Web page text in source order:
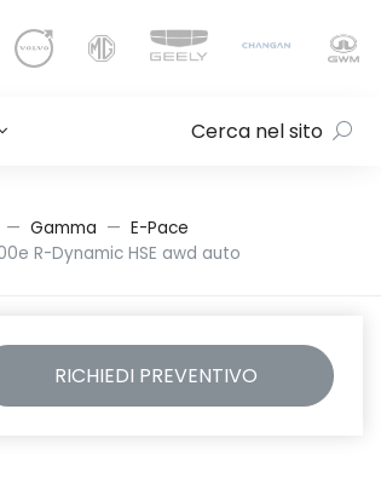
Cerca nel sito
Gamma
E-Pace
R-Dynamic HSE awd auto
RICHIEDI PREVENTIVO